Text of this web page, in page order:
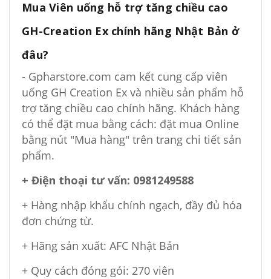
Mua Viên uống hỗ trợ tăng chiều cao
GH-Creation Ex chính hãng Nhật Bản ở
đâu?
- Gpharstore.com cam kết cung cấp viên
uống GH Creation Ex và nhiều sản phẩm hỗ
trợ tăng chiều cao chính hãng. Khách hàng
có thể đặt mua bằng cách: đặt mua Online
bằng nút "Mua hàng" trên trang chi tiết sản
phẩm.
+ Điện thoại tư vấn: 0981249588
+ Hàng nhập khẩu chính ngạch, đầy đủ hóa
đơn chứng từ.
+ Hãng sản xuất: AFC Nhật Bản
+ Quy cách đóng gói: 270 viên